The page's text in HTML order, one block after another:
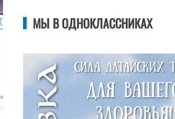
МЫ В ОДНОКЛАССНИКАХ